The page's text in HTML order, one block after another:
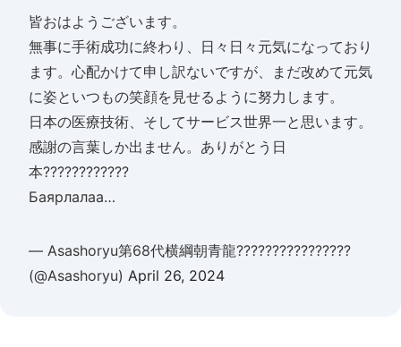
皆おはようございます。
無事に手術成功に終わり、日々日々元気になっており
ます。心配かけて申し訳ないですが、まだ改めて元気
に姿といつもの笑顔を見せるように努力します。
日本の医療技術、そしてサービス世界一と思います。
感謝の言葉しか出ません。ありがとう日
本????????????
Баярлалаа…
— Asashoryu第68代横綱朝青龍????????????????
(@Asashoryu) April 26, 2024